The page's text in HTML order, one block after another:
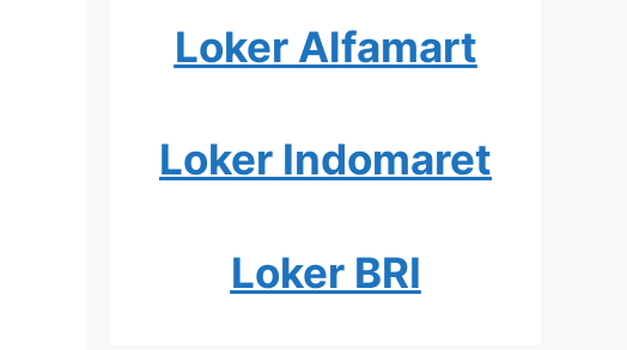
Loker Alfamart
Loker Indomaret
Loker BRI